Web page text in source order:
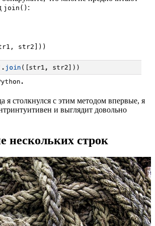
join() :
str2]))
я столкнулся с этим методом впервые, я
и выглядит довольно
нескольких строк